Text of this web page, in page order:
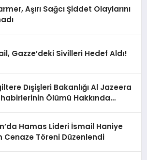
Aşırı Sağcı Şiddet Olaylarını
Gazze’deki Sivilleri Hedef Aldı!
Dışişleri Bakanlığı Al Jazeera
Ölümü Hakkında
Hamas Lideri İsmail Haniye
Cenaze Töreni Düzenlendi